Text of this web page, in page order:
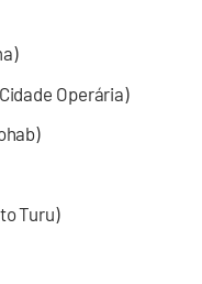
Operária)
Turu)